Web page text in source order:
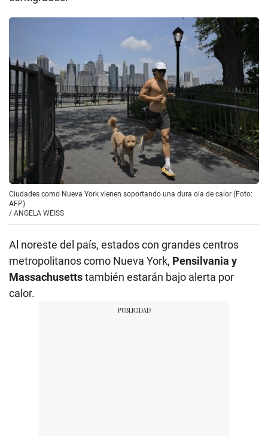
Ciudades como Nueva York vienen soportando una dura ola de calor (Foto:
AFP)
/ ANGELA WEISS
Al noreste del país, estados con grandes centros
metropolitanos como Nueva York, Pensilvania y
Massachusettstambién estarán bajo alerta por
calor.